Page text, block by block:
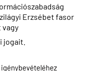
Erzsébet fasor
vagy
jogait.